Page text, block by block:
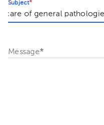
Subject*
Message*